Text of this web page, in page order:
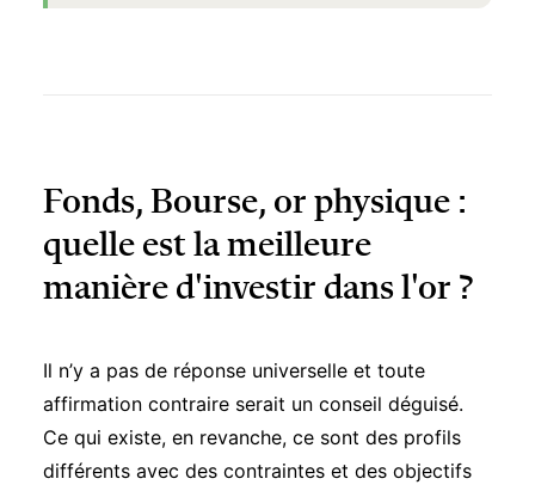
Fonds, Bourse, or physique :
quelle est la meilleure
manière d'investir dans l'or ?
Il n’y a pas de réponse universelle et toute
affirmation contraire serait un conseil déguisé.
Ce qui existe, en revanche, ce sont des profils
différents avec des contraintes et des objectifs